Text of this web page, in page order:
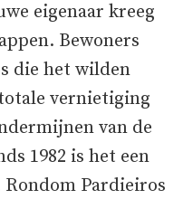
eigenaar kreeg
Bewoners
die het wilden
vernietiging
van de
1982 is het een
Pardieiros